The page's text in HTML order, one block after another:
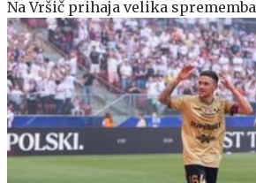
Na Vršič prihaja velika sprememba